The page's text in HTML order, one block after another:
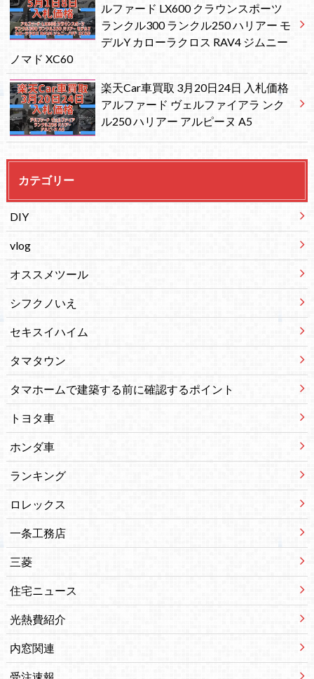
ルファード LX600 クラウンスポーツ
ランクル300 ランクル250 ハリアー モ
デルY カローラクロス RAV4 ジムニー
ノマド XC60
楽天Car車買取 3月20日24日 入札価格
アルファード ヴェルファイアラ ンク
ル250 ハリアー アルピーヌ A5
カテゴリー
DIY
vlog
オススメツール
シフクノいえ
セキスイハイム
タマタウン
タマホームで建築する前に確認するポイント
トヨタ車
ホンダ車
ランキング
ロレックス
一条工務店
三菱
住宅ニュース
光熱費紹介
内窓関連
受注速報